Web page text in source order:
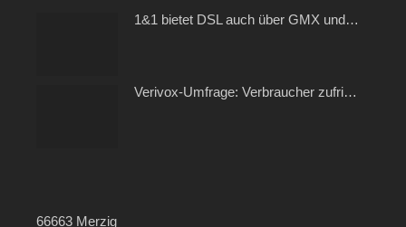
1&1 bietet DSL auch über GMX und WEB.DE
Verivox-Umfrage: Verbraucher zufrieden mit ihrem Kabel- und Internetanbieter
66663 Merzig